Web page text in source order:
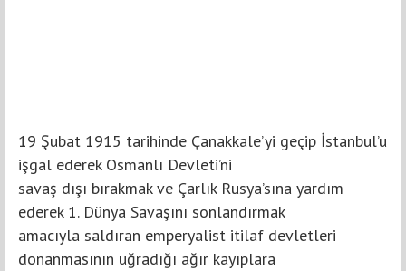
19 Şubat 1915 tarihinde Çanakkale’yi geçip İstanbul’u
işgal ederek Osmanlı Devleti’ni
savaş dışı bırakmak ve Çarlık Rusya’sına yardım
ederek 1. Dünya Savaşını sonlandırmak
amacıyla saldıran emperyalist itilaf devletleri
donanmasının uğradığı ağır kayıplara